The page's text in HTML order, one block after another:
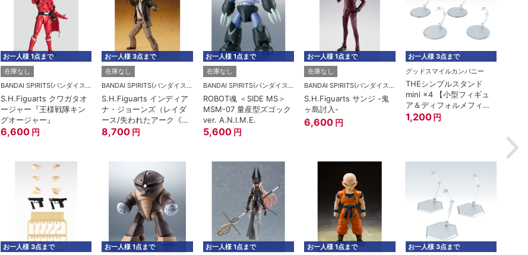
お一人様 1点まで
在庫なし
BANDAI SPIRITS(バンダイスピリッツ)
S.H.Figuarts クワガタオ
ージャー『王様戦隊キン
グオージャー』
6,600 円
お一人様 3点まで
在庫なし
BANDAI SPIRITS(バンダイスピリッツ)
S.H.Figuarts インディア
ナ・ジョーンズ（レイダ
ース/失われたアーク《聖
櫃》）
8,700 円
お一人様 1点まで
在庫なし
BANDAI SPIRITS(バンダイスピリッツ)
ROBOT魂 ＜SIDE MS＞
MSM-07 量産型ズゴック
ver. A.N.I.M.E.
5,600 円
お一人様 1点まで
在庫なし
BANDAI SPIRITS(バンダイスピリッツ)
S.H.Figuarts サンジ -鬼
ヶ島討入-
6,600 円
お一人様 3点まで
グッドスマイルカンパニー
THEシンプルスタンド
mini ×4 【小型フィギュ
ア＆ディフォルメフィギ
ュア用】
1,200 円
お一人様 3点まで
お一人様 1点まで
お一人様 1点まで
お一人様 1点まで
お一人様 3点まで